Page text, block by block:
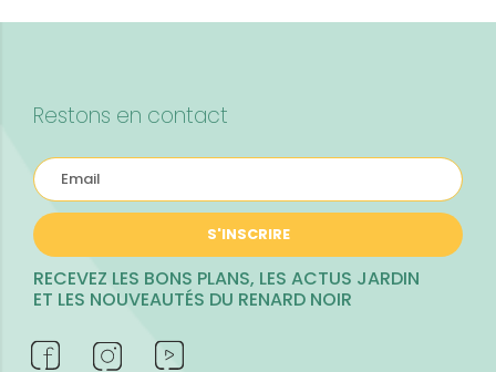
Restons en contact
S'INSCRIRE
RECEVEZ LES BONS PLANS, LES ACTUS JARDIN
ET LES NOUVEAUTÉS DU RENARD NOIR